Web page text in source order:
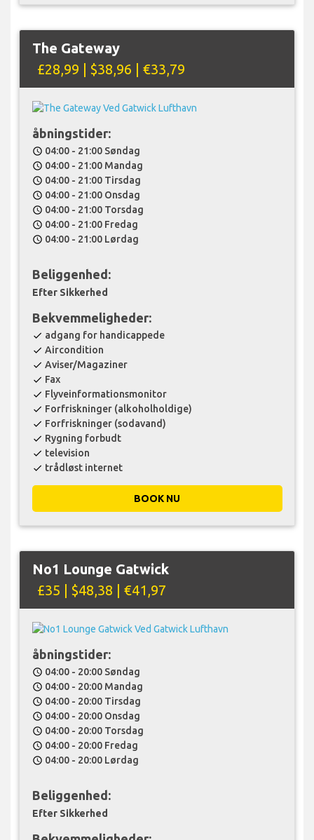
The Gateway
£28,99 | $38,96 | €33,79
åbningstider:
schedule 04:00 - 21:00 Søndag
schedule 04:00 - 21:00 Mandag
schedule 04:00 - 21:00 Tirsdag
schedule 04:00 - 21:00 Onsdag
schedule 04:00 - 21:00 Torsdag
schedule 04:00 - 21:00 Fredag
schedule 04:00 - 21:00 Lørdag
Beliggenhed:
Efter Sikkerhed
Bekvemmeligheder:
check adgang for handicappede
check Aircondition
check Aviser/Magaziner
check Fax
check Flyveinformationsmonitor
check Forfriskninger (alkoholholdige)
check Forfriskninger (sodavand)
check Rygning forbudt
check television
check trådløst internet
BOOK NU
No1 Lounge Gatwick
£35 | $48,38 | €41,97
åbningstider:
schedule 04:00 - 20:00 Søndag
schedule 04:00 - 20:00 Mandag
schedule 04:00 - 20:00 Tirsdag
schedule 04:00 - 20:00 Onsdag
schedule 04:00 - 20:00 Torsdag
schedule 04:00 - 20:00 Fredag
schedule 04:00 - 20:00 Lørdag
Beliggenhed:
Efter Sikkerhed